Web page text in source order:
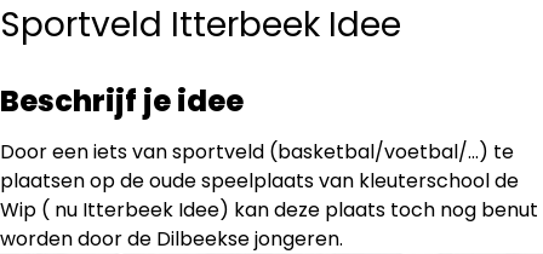
Sportveld Itterbeek Idee
Beschrijf je idee
Door een iets van sportveld (basketbal/voetbal/...) te
plaatsen op de oude speelplaats van kleuterschool de
Wip ( nu Itterbeek Idee) kan deze plaats toch nog benut
worden door de Dilbeekse jongeren.